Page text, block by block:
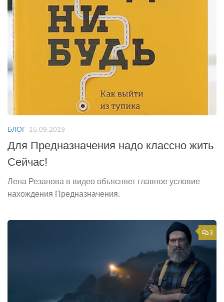
БЛОГ 15.09.2019
Для Предназначения надо классно жить
Сейчас!
Лена Резанова в видео объясняет главное условие
нахождения Предназначения.
3